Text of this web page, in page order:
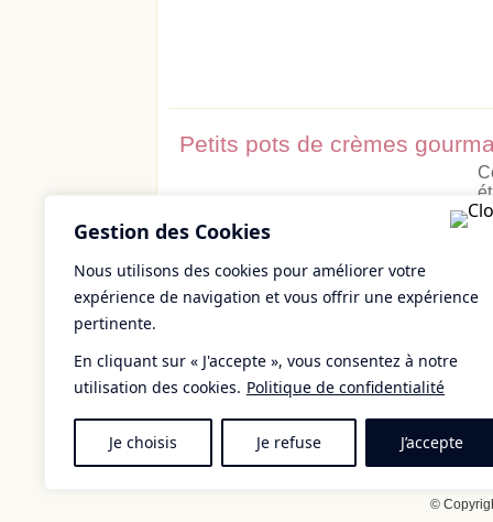
Gestion des Cookies
Nous utilisons des cookies pour améliorer votre
expérience de navigation et vous offrir une expérience
pertinente.
En cliquant sur « J'accepte », vous consentez à notre
utilisation des cookies. Politique de confidentialité
Je choisis Je refuse J’accepte
Petits pots de crèmes
©